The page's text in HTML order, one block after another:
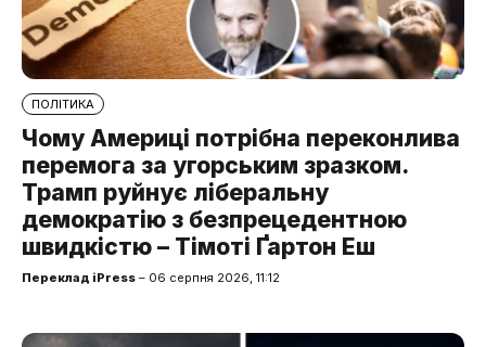
ПОЛІТИКА
Чому Америці потрібна переконлива
перемога за угорським зразком.
Трамп руйнує ліберальну
демократію з безпрецедентною
швидкістю – Тімоті Ґартон Еш
Переклад iPress – 06 серпня 2026, 11:12